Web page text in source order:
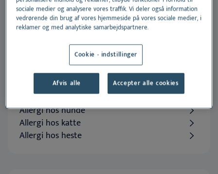
innovation.
Ekspertise
Allergi hos hunde
Allergi hos katte
Allergi hos heste
sociale medier og analysere vores traffik. Vi deler også information
vedrørende din brug af vores hjemmeside på vores sociale medier, i
reklamer og med analytiske samarbejdspartnere.
Cookie - indstillinger
Afvis alle Accepter alle cookies